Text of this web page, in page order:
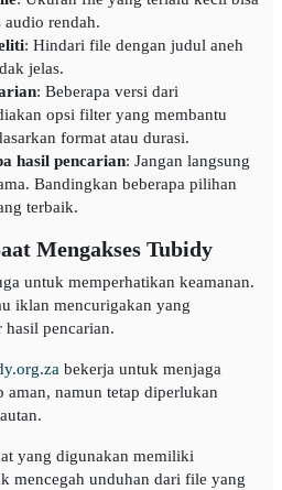
rendah.
: Hindari file dengan judul aneh
jelas.
: Beberapa versi dari
opsi filter yang membantu
format atau durasi.
hasil pencarian: Jangan langsung
Bandingkan beberapa pilihan
terbaik.
Mengakses Tubidy
untuk memperhatikan keamanan.
iklan mencurigakan yang
pencarian.
bekerja untuk menjaga
aman, namun tetap diperlukan
yang digunakan memiliki
mencegah unduhan dari file yang